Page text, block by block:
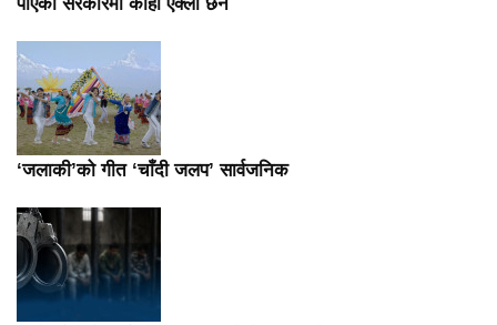
‘जलाकी’को गीत ‘चाँदी जलप’ सार्वजनिक